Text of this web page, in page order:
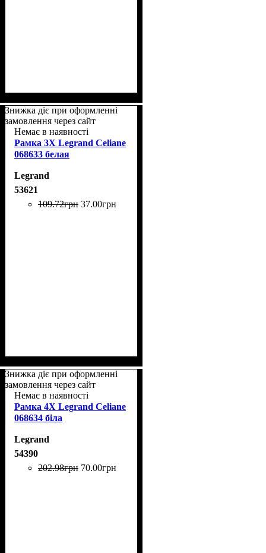
Знижка діє при оформленні
замовлення через сайт
Немає в наявності
Рамка 3Х Legrand Celiane
068633 белая
Legrand
53621
109.72грн 37.00грн
Знижка діє при оформленні
замовлення через сайт
Немає в наявності
Рамка 4Х Legrand Celiane
068634 біла
Legrand
54390
202.98грн 70.00грн